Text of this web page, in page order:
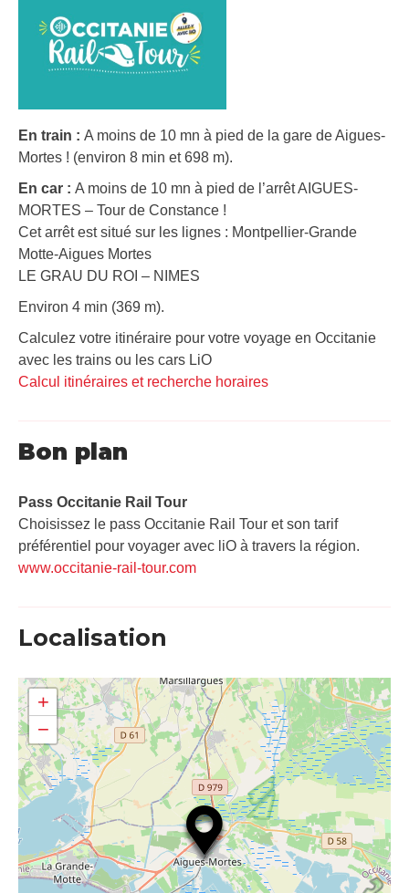
En train : A moins de 10 mn à pied de la gare de Aigues-
Mortes ! (environ 8 min et 698 m).
En car : A moins de 10 mn à pied de l’arrêt AIGUES-
MORTES – Tour de Constance !
Cet arrêt est situé sur les lignes : Montpellier-Grande
Motte-Aigues Mortes
LE GRAU DU ROI – NIMES
Environ 4 min (369 m).
Calculez votre itinéraire pour votre voyage en Occitanie
avec les trains ou les cars LiO
Calcul itinéraires et recherche horaires
Bon plan
Pass Occitanie Rail Tour​
Choisissez le pass Occitanie Rail Tour et son tarif
préférentiel pour voyager avec liO à travers la région.
www.occitanie-rail-tour.com
Localisation
+
−